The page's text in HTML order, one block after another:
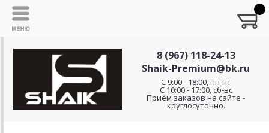
8 (967) 118-24-13
Shaik-Premium@bk.ru
C 9:00 - 18:00, пн-пт
С 10:00 - 17:00, сб-вс
Приём заказов на сайте -
круглосуточно.